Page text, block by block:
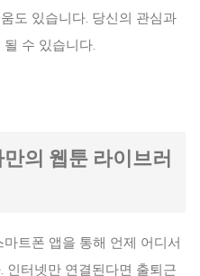
도 있습니다. 당신의 관심과
수 있습니다.
의 웹툰 라이브러
트폰 앱을 통해 언제 어디서
인터넷만 연결된다면 출퇴근